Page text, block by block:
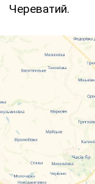
Череватий.